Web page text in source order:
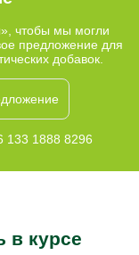
чтобы мы могли
предложение для
добавок.
133 1888 8296
в курсе